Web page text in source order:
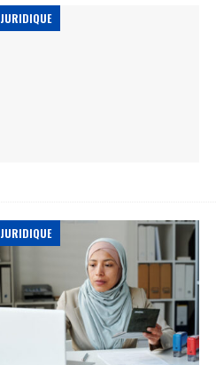
JURIDIQUE
JURIDIQUE